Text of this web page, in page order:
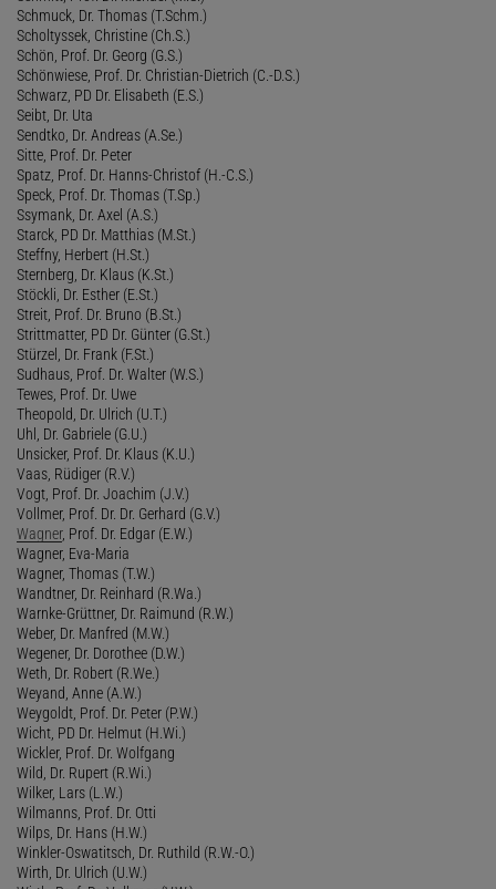
Schmuck, Dr. Thomas (T.Schm.)
Scholtyssek, Christine (Ch.S.)
Schön, Prof. Dr. Georg (G.S.)
Schönwiese, Prof. Dr. Christian-Dietrich (C.-D.S.)
Schwarz, PD Dr. Elisabeth (E.S.)
Seibt, Dr. Uta
Sendtko, Dr. Andreas (A.Se.)
Sitte, Prof. Dr. Peter
Spatz, Prof. Dr. Hanns-Christof (H.-C.S.)
Speck, Prof. Dr. Thomas (T.Sp.)
Ssymank, Dr. Axel (A.S.)
Starck, PD Dr. Matthias (M.St.)
Steffny, Herbert (H.St.)
Sternberg, Dr. Klaus (K.St.)
Stöckli, Dr. Esther (E.St.)
Streit, Prof. Dr. Bruno (B.St.)
Strittmatter, PD Dr. Günter (G.St.)
Stürzel, Dr. Frank (F.St.)
Sudhaus, Prof. Dr. Walter (W.S.)
Tewes, Prof. Dr. Uwe
Theopold, Dr. Ulrich (U.T.)
Uhl, Dr. Gabriele (G.U.)
Unsicker, Prof. Dr. Klaus (K.U.)
Vaas, Rüdiger (R.V.)
Vogt, Prof. Dr. Joachim (J.V.)
Vollmer, Prof. Dr. Dr. Gerhard (G.V.)
Wagner, Prof. Dr. Edgar (E.W.)
Wagner, Eva-Maria
Wagner, Thomas (T.W.)
Wandtner, Dr. Reinhard (R.Wa.)
Warnke-Grüttner, Dr. Raimund (R.W.)
Weber, Dr. Manfred (M.W.)
Wegener, Dr. Dorothee (D.W.)
Weth, Dr. Robert (R.We.)
Weyand, Anne (A.W.)
Weygoldt, Prof. Dr. Peter (P.W.)
Wicht, PD Dr. Helmut (H.Wi.)
Wickler, Prof. Dr. Wolfgang
Wild, Dr. Rupert (R.Wi.)
Wilker, Lars (L.W.)
Wilmanns, Prof. Dr. Otti
Wilps, Dr. Hans (H.W.)
Winkler-Oswatitsch, Dr. Ruthild (R.W.-O.)
Wirth, Dr. Ulrich (U.W.)